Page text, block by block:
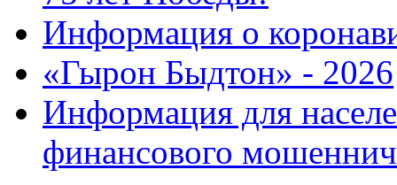
Информация о
«Гырон Быдтон» - 2026
Информация для
финансового